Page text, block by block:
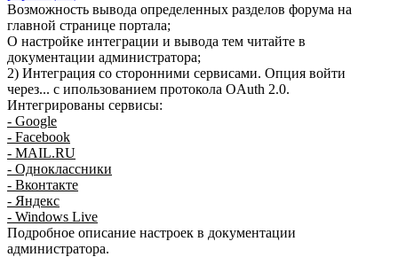
Возможность вывода определенных разделов форума на
главной странице портала;
О настройке интеграции и вывода тем читайте в
документации администратора;
2) Интеграция со сторонними сервисами. Опция войти
через... с ипользованием протокола OAuth 2.0.
Интегрированы сервисы:
- Google
- Facebook
- MAIL.RU
- Одноклассники
- Вконтакте
- Яндекс
- Windows Live
Подробное описание настроек в документации
администратора.